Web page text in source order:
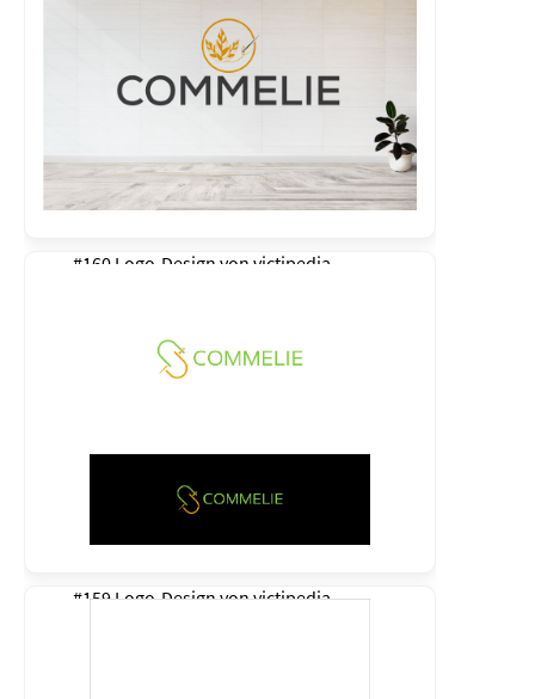
#160 Logo-Design von victipedia
#159 Logo-Design vonvictipedia